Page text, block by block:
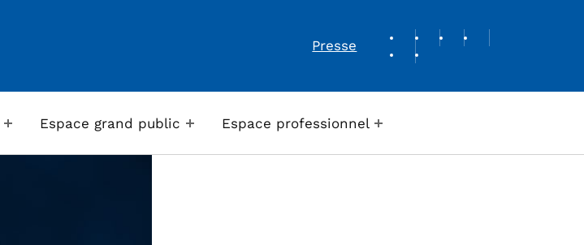
Presse
REVUE DE PRESSE
Espace grand public Espace professionnel